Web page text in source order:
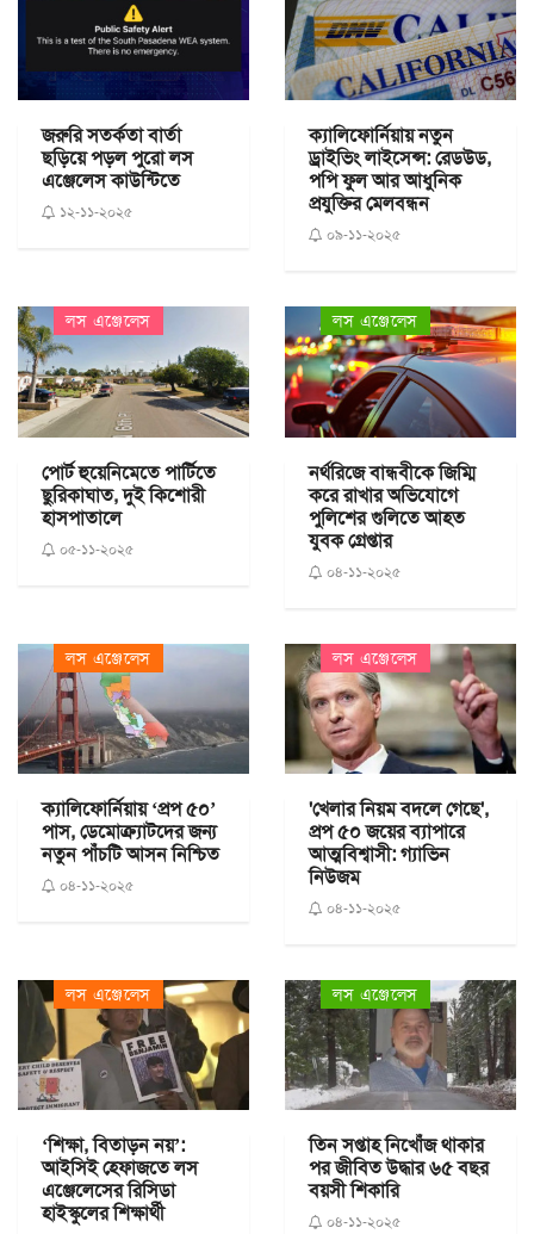
জরুরি সতর্কতা বার্তা
ছড়িয়ে পড়ল পুরো লস
এঞ্জেলেস কাউন্টিতে
১২-১১-২০২৫
ক্যালিফোর্নিয়ায় নতুন
ড্রাইভিং লাইসেন্স: রেডউড,
পপি ফুল আর আধুনিক
প্রযুক্তির মেলবন্ধন
০৯-১১-২০২৫
লস এঞ্জেলেস
পোর্ট হুয়েনিমেতে পার্টিতে
ছুরিকাঘাত, দুই কিশোরী
হাসপাতালে
০৫-১১-২০২৫
লস এঞ্জেলেস
নর্থরিজে বান্ধবীকে জিম্মি
করে রাখার অভিযোগে
পুলিশের গুলিতে আহত
যুবক গ্রেপ্তার
০৪-১১-২০২৫
লস এঞ্জেলেস
ক্যালিফোর্নিয়ায় ‘প্রপ ৫০’
পাস, ডেমোক্র্যাটদের জন্য
নতুন পাঁচটি আসন নিশ্চিত
০৪-১১-২০২৫
লস এঞ্জেলেস
'খেলার নিয়ম বদলে গেছে',
প্রপ ৫০ জয়ের ব্যাপারে
আত্মবিশ্বাসী: গ্যাভিন
নিউজম
০৪-১১-২০২৫
লস এঞ্জেলেস
‘শিক্ষা, বিতাড়ন নয়’:
আইসিই হেফাজতে লস
এঞ্জেলেসের রিসিডা
হাইস্কুলের শিক্ষার্থী
লস এঞ্জেলেস
তিন সপ্তাহ নিখোঁজ থাকার
পর জীবিত উদ্ধার ৬৫ বছর
বয়সী শিকারি
০৪-১১-২০২৫